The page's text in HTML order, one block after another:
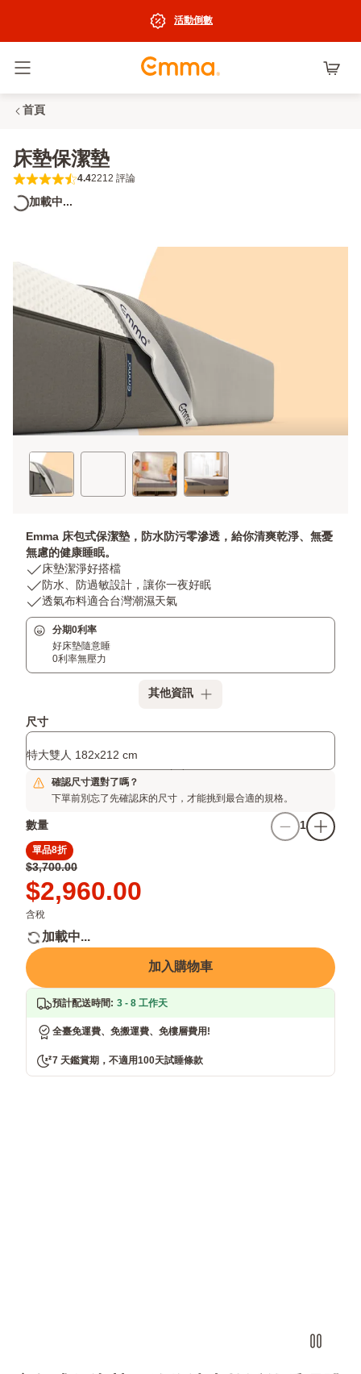
活動倒數
首頁
床墊保潔墊
4.4 out of 5 stars 2212 評論
4.42212 評論
加載中...
Emma 床包式保潔墊，防水防污零滲透，給你清爽乾淨、無憂
無慮的健康睡眠。
USP
1:
床
墊
潔
好
床墊潔淨好搭檔
USP
2:
防
水、
過
計，
讓
你
一
夜
防水、防過敏設計，讓你一夜好眠
USP
3:
透
布
合
台
灣
潮
濕
透氣布料適合台灣潮濕天氣
分期0利率
好床墊隨意睡
0利率無壓力
其他資訊
尺寸
特大雙人 182x212 cm
確認尺寸選對了嗎？
下單前別忘了先確認床的尺寸，才能挑到最合適的規格。
數量 1
單品8折
原
價
$3,700.00
$3,700.00
Price
$2,960.00
$2,960.00
含稅
加載中...
加入購物車
預計配送時間: 3 - 8 工作天
全臺免運費、免搬運費、免樓層費用!
7 天鑑賞期，不適用100天試睡條款